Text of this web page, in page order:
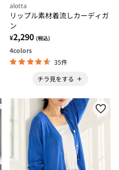
alotta
リップル素材着流しカーディガ
ン
¥2,290 (税込)
4colors
35件
チラ見をする